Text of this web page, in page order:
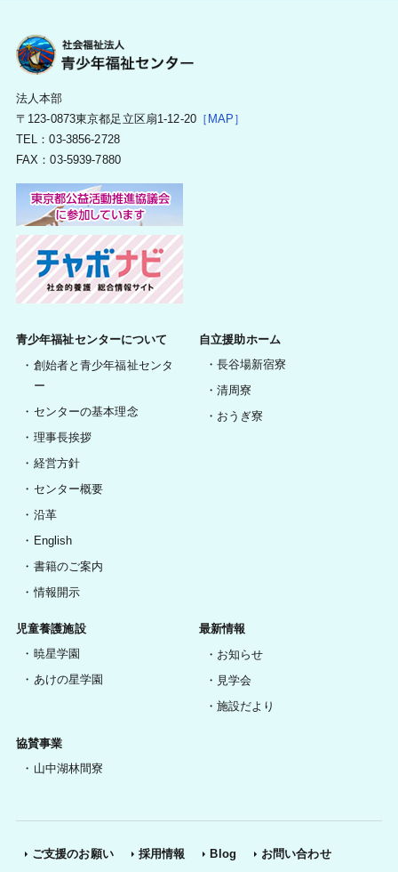
法人本部
〒123-0873東京都足立区扇1-12-20［MAP］
TEL：03-3856-2728
FAX：03-5939-7880
青少年福祉センターについて
創始者と青少年福祉センタ
ー
センターの基本理念
理事長挨拶
経営方針
センター概要
沿革
English
書籍のご案内
情報開示
自立援助ホーム
長谷場新宿寮
清周寮
おうぎ寮
児童養護施設
暁星学園
あけの星学園
最新情報
お知らせ
見学会
施設だより
協賛事業
山中湖林間寮
ご支援のお願い 採用情報 Blog お問い合わせ